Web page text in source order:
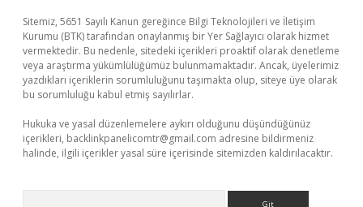
Sitemiz, 5651 Sayılı Kanun gereğince Bilgi Teknolojileri ve İletişim
Kurumu (BTK) tarafından onaylanmış bir Yer Sağlayıcı olarak hizmet
vermektedir. Bu nedenle, sitedeki içerikleri proaktif olarak denetleme
veya araştırma yükümlülüğümüz bulunmamaktadır. Ancak, üyelerimiz
yazdıkları içeriklerin sorumluluğunu taşımakta olup, siteye üye olarak
bu sorumluluğu kabul etmiş sayılırlar.
Hukuka ve yasal düzenlemelere aykırı olduğunu düşündüğünüz
içerikleri, backlinkpanelicomtr@gmail.com adresine bildirmeniz
halinde, ilgili içerikler yasal süre içerisinde sitemizden kaldırılacaktır.